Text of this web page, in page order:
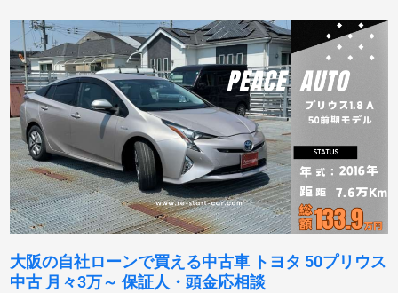
大阪の自社ローンで買える中古車 トヨタ 50プリウス
中古 月々3万～ 保証人・頭金応相談
ジ ジ ジ